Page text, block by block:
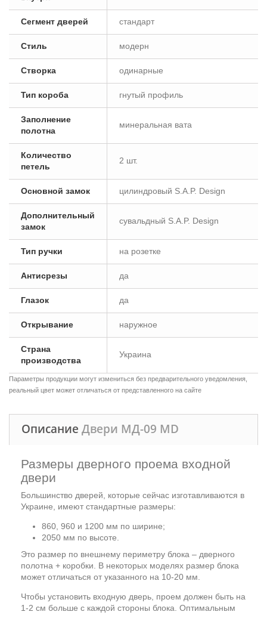
Сегмент дверей стандарт
Стиль модерн
Створка одинарные
Тип короба гнутый профиль
Заполнение
полотна
минеральная вата
Количество
петель
2 шт.
Основной замок цилиндровый S.A.P. Design
Дополнительный
замок
сувальдный S.A.P. Design
Тип ручки на розетке
Антисрезы да
Глазок да
Открывание наружное
Страна
производства
Украина
Параметры продукции могут измениться без предварительного уведомления,
реальный цвет может отличаться от представленного на сайте
Описание Двери МД-09 MD
Размеры дверного проема входной
двери
Большинство дверей, которые сейчас изготавливаются в
Украине, имеют стандартные размеры:
860, 960 и 1200 мм по ширине;
2050 мм по высоте.
Это размер по внешнему периметру блока – дверного
полотна + коробки. В некоторых моделях размер блока
может отличаться от указанного на 10-20 мм.
Чтобы установить входную дверь, проем должен быть на
1-2 см больше с каждой стороны блока. Оптимальным